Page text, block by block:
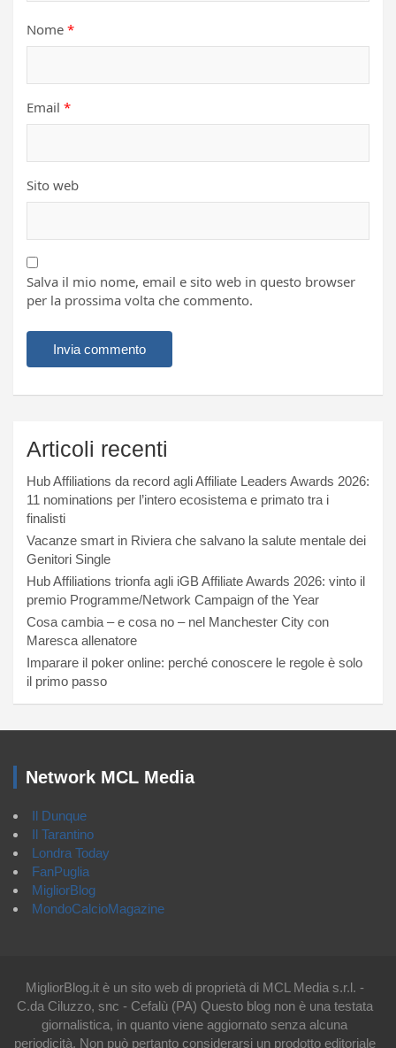
Nome *
Email *
Sito web
Salva il mio nome, email e sito web in questo browser
per la prossima volta che commento.
Articoli recenti
Hub Affiliations da record agli Affiliate Leaders Awards 2026:
11 nominations per l’intero ecosistema e primato tra i
finalisti
Vacanze smart in Riviera che salvano la salute mentale dei
Genitori Single
Hub Affiliations trionfa agli iGB Affiliate Awards 2026: vinto il
premio Programme/Network Campaign of the Year
Cosa cambia – e cosa no – nel Manchester City con
Maresca allenatore
Imparare il poker online: perché conoscere le regole è solo
il primo passo
Network MCL Media
Il Dunque
Il Tarantino
Londra Today
FanPuglia
MigliorBlog
MondoCalcioMagazine
MigliorBlog.it è un sito web di proprietà di MCL Media s.r.l. -
C.da Ciluzzo, snc - Cefalù (PA) Questo blog non è una testata
giornalistica, in quanto viene aggiornato senza alcuna
periodicità. Non può pertanto considerarsi un prodotto editoriale